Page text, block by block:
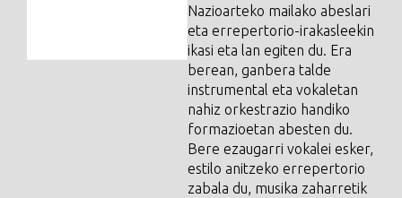
Nazioarteko mailako abeslari
eta errepertorio-irakasleekin
ikasi eta lan egiten du. Era
berean, ganbera talde
instrumental eta vokaletan
nahiz orkestrazio handiko
formazioetan abesten du.
Bere ezaugarri vokalei esker,
estilo anitzeko errepertorio
zabala du, musika zaharretik